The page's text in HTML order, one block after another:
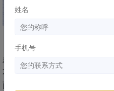
就像上面说的，因为它保护车
不管是被刮了还是腐蚀了，对
面上比较好的TPU隐形车衣价
姓名
手机号